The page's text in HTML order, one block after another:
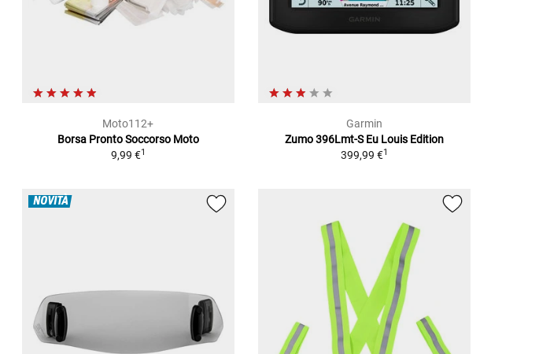
Moto112+
Borsa Pronto Soccorso Moto
9,99 €1
Garmin
Zumo 396Lmt-S Eu Louis Edition
399,99 €1
NOVITÀ